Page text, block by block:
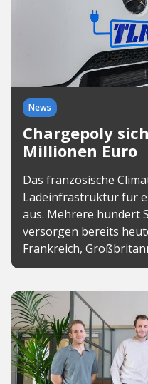
News
Chargepoly
Millionen Euro
Das französische
Ladeinfrastruktur für
aus. Mehrere hundert
versorgen bereits
Frankreich,